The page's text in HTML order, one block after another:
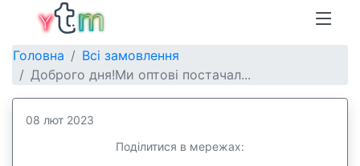
Головна
Всі замовлення
Доброго дня!Ми оптові постачал...
08 лют 2023
Поділитися в мережах: